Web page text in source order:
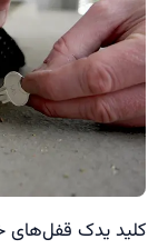
کلید یدک قفل‌های